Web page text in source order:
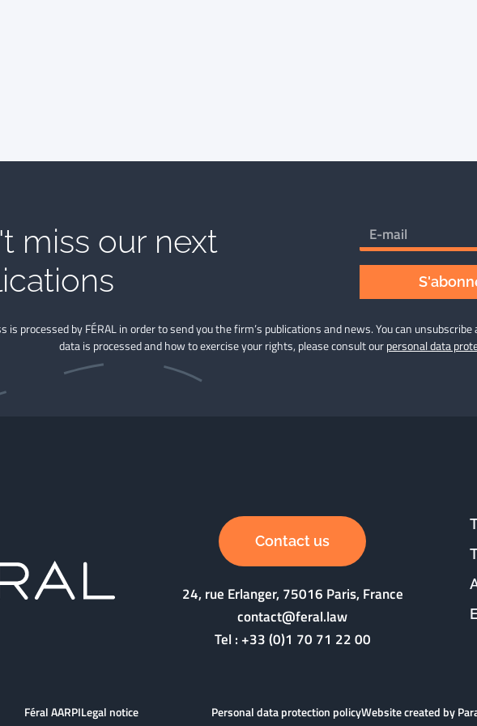
miss our next
is processed by FÉRAL in order to send you the firm’s publications and news. You can
data is processed and how to exercise your rights, please consult ourpersonal data
Contact us
24, rue Erlanger, 75016 Paris, France
contact@feral.law
Tel :+33 (0)1 70 71 22 00
Féral AARPILegal notice Personal data protection policyWebsite created by